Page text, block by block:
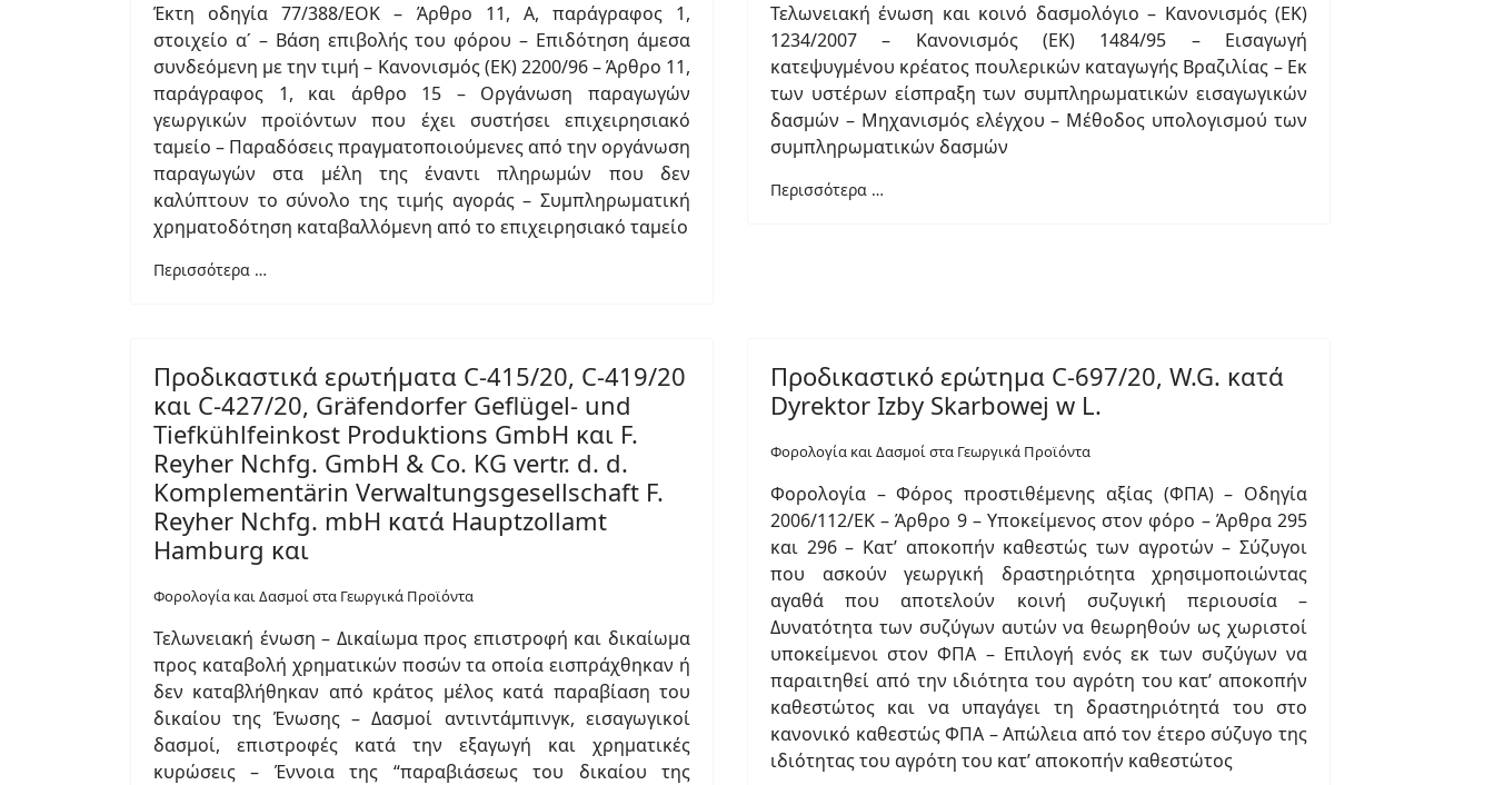
Έκτη οδηγία 77/388/ΕΟΚ – Άρθρο 11, A, παράγραφος 1,
στοιχείο αʹ – Βάση επιβολής του φόρου – Επιδότηση άμεσα
συνδεόμενη με την τιμή – Κανονισμός (ΕΚ) 2200/96 – Άρθρο 11,
παράγραφος 1, και άρθρο 15 – Οργάνωση παραγωγών
γεωργικών προϊόντων που έχει συστήσει επιχειρησιακό
ταμείο – Παραδόσεις πραγματοποιούμενες από την οργάνωση
παραγωγών στα μέλη της έναντι πληρωμών που δεν
καλύπτουν το σύνολο της τιμής αγοράς – Συμπληρωματική
χρηματοδότηση καταβαλλόμενη από το επιχειρησιακό ταμείο
Περισσότερα …
Τελωνειακή ένωση και κοινό δασμολόγιο – Κανονισμός (ΕΚ)
1234/2007 – Κανονισμός (ΕΚ) 1484/95 – Εισαγωγή
κατεψυγμένου κρέατος πουλερικών καταγωγής Βραζιλίας – Εκ
των υστέρων είσπραξη των συμπληρωματικών εισαγωγικών
δασμών – Μηχανισμός ελέγχου – Μέθοδος υπολογισμού των
συμπληρωματικών δασμών
Περισσότερα …
Προδικαστικά ερωτήματα C-415/20, C-419/20
και C-427/20, Gräfendorfer Geflügel- und
Tiefkühlfeinkost Produktions GmbH και F.
Reyher Nchfg. GmbH & Co. KG vertr. d. d.
Komplementärin Verwaltungsgesellschaft F.
Reyher Nchfg. mbH κατά Hauptzollamt
Hamburg και
Φορολογία και Δασμοί στα Γεωργικά Προϊόντα
Τελωνειακή ένωση – Δικαίωμα προς επιστροφή και δικαίωμα
προς καταβολή χρηματικών ποσών τα οποία εισπράχθηκαν ή
δεν καταβλήθηκαν από κράτος μέλος κατά παραβίαση του
δικαίου της Ένωσης – Δασμοί αντιντάμπινγκ, εισαγωγικοί
δασμοί, επιστροφές κατά την εξαγωγή και χρηματικές
κυρώσεις – Έννοια της “παραβιάσεως του δικαίου της
Προδικαστικό ερώτημα C-697/20, W.G. κατά
Dyrektor Izby Skarbowej w L.
Φορολογία και Δασμοί στα Γεωργικά Προϊόντα
Φορολογία – Φόρος προστιθέμενης αξίας (ΦΠΑ) – Οδηγία
2006/112/ΕΚ – Άρθρο 9 – Υποκείμενος στον φόρο – Άρθρα 295
και 296 – Κατ’ αποκοπήν καθεστώς των αγροτών – Σύζυγοι
που ασκούν γεωργική δραστηριότητα χρησιμοποιώντας
αγαθά που αποτελούν κοινή συζυγική περιουσία –
Δυνατότητα των συζύγων αυτών να θεωρηθούν ως χωριστοί
υποκείμενοι στον ΦΠΑ – Επιλογή ενός εκ των συζύγων να
παραιτηθεί από την ιδιότητα του αγρότη του κατ’ αποκοπήν
καθεστώτος και να υπαγάγει τη δραστηριότητά του στο
κανονικό καθεστώς ΦΠΑ – Απώλεια από τον έτερο σύζυγο της
ιδιότητας του αγρότη του κατ’ αποκοπήν καθεστώτος